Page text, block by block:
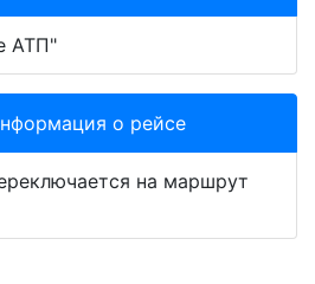
АТП"
о рейсе
на маршрут